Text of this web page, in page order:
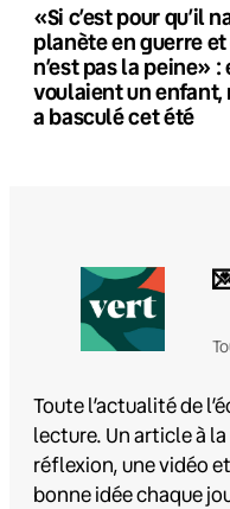
«Si c’est pour qu’il
planète en guerre et
n’est pas la peine»
voulaient un enfant,
a basculé cet été
Toute l’actualité de
lecture. Un article à
réflexion, une vidéo
bonne idée chaque